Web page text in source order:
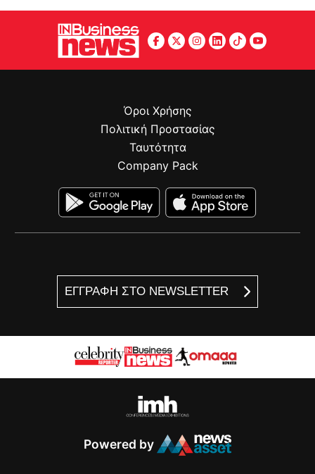
ΕΓΓΡΑΦΗ ΣΤΟ NEWSLETTER
Όροι Χρήσης
Πολιτική Προστασίας
Ταυτότητα
Company Pack
Powered by